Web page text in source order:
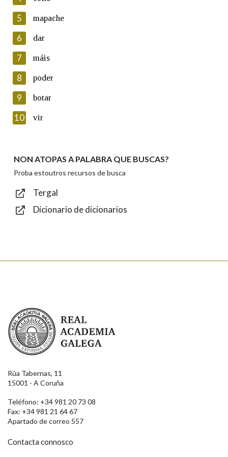
Lin e acepto as condicións da política de
Introduce o código que aparece na imaxe:
Texto de verificación
Enviar
5 mapache
6 dar
7 máis
8 poder
9 botar
10 vir
NON ATOPAS A PALABRA QUE BUSCAS?
Proba estoutros recursos de busca
Tergal
Dicionario de dicionarios
Real Academia Galega
Rúa Tabernas, 11
15001 - A Coruña
Teléfono: +34 981 20 73 08
Fax: +34 981 21 64 67
Apartado de correo 557
Contacta connosco